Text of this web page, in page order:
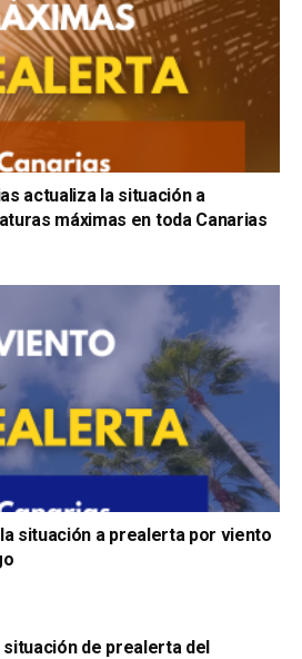
actualiza la situación a
máximas en toda Canarias
situación a prealerta por viento
situación de prealerta del